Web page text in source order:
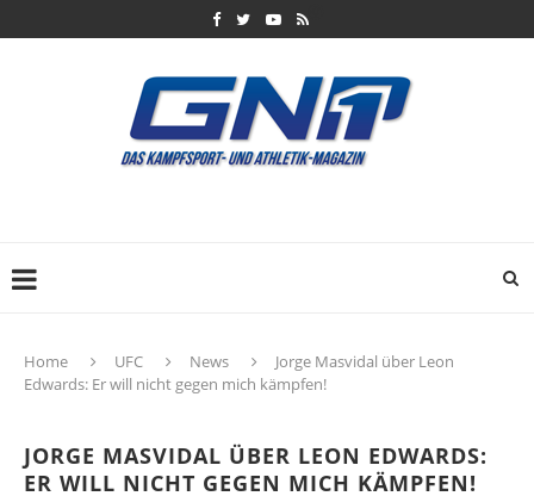
Home UFC News
Jorge Masvidal über Leon
Edwards: Er will nicht gegen mich kämpfen!
JORGE MASVIDAL ÜBER LEON EDWARDS:
ER WILL NICHT GEGEN MICH KÄMPFEN!